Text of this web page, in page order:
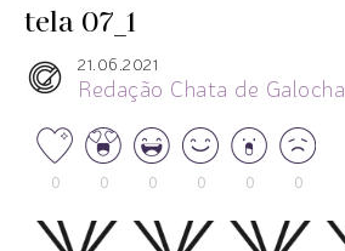
tela 07_1
21.06.2021
Redação Chata de Galocha
0 0 0 0 0 0
Tocador